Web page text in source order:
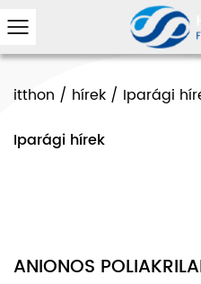
itthon / hírek / Iparági
Iparági hírek
ANIONOS